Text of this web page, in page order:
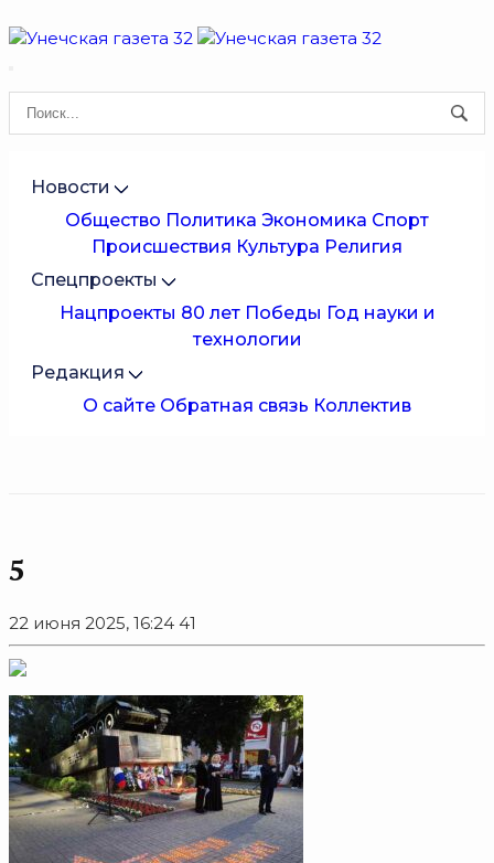
Новости
Общество Политика Экономика Спорт
Происшествия Культура Религия
Спецпроекты
Нацпроекты 80 лет Победы Год науки и
технологии
Редакция
О сайте Обратная связь Коллектив
5
22 июня 2025, 16:24 41